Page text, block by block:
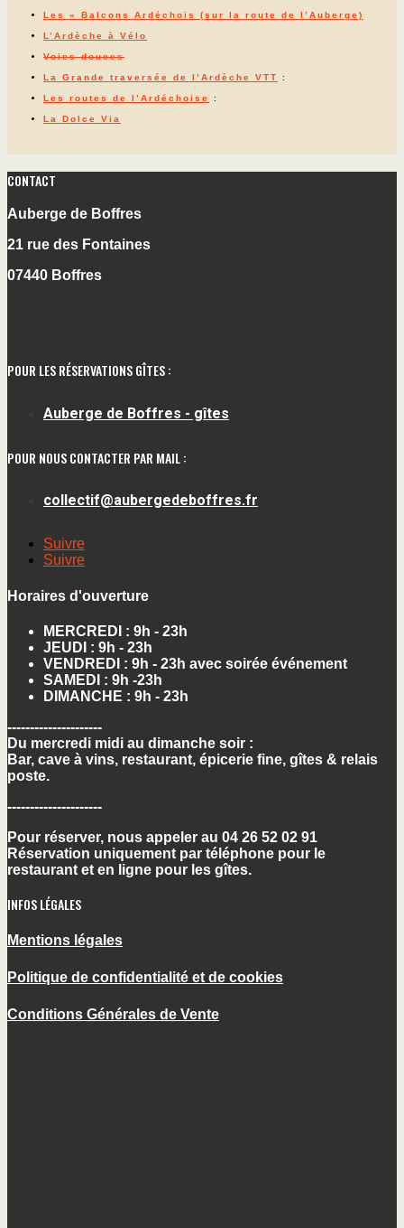
Les « Balcons Ardéchois (sur la route de l’Auberge)
L’Ardèche à Vélo
Voies douces
La Grande traversée de l’Ardèche VTT :
Les routes de l’Ardéchoise :
La Dolce Via
CONTACT
Auberge de Boffres
21 rue des Fontaines
07440 Boffres
POUR LES RÉSERVATIONS GÎTES :
Auberge de Boffres - gîtes
POUR NOUS CONTACTER PAR MAIL :
collectif@aubergedeboffres.fr
Suivre
Suivre
Horaires d'ouverture
MERCREDI : 9h - 23h
JEUDI : 9h - 23h
VENDREDI : 9h - 23h avec soirée événement
SAMEDI : 9h -23h
DIMANCHE : 9h - 23h
---------------------
Du mercredi midi au dimanche soir :
Bar, cave à vins, restaurant, épicerie fine, gîtes & relais
poste.
---------------------
Pour réserver, nous appeler au 04 26 52 02 91
Réservation uniquement par téléphone pour le
restaurant et en ligne pour les gîtes.
INFOS LÉGALES
Mentions légales
Politique de confidentialité et de cookies
Conditions Générales de Vente